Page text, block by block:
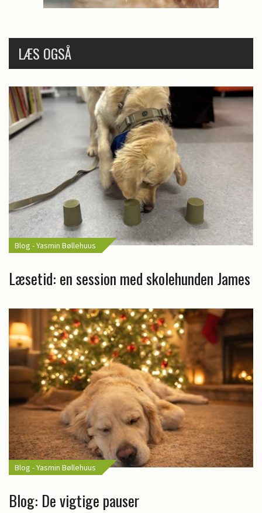
LÆS OGSÅ
Blog - Yasmin Bøllehuus
Læsetid: en session med skolehunden James
Blog - Yasmin Bøllehuus
Blog: De vigtige pauser